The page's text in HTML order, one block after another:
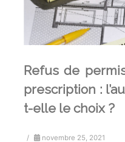
Refus de
prescription :
t-elle le choix ?
/ novembre 25, 2021